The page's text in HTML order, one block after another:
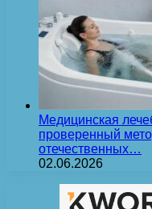
Медицинская
проверенный
отечественных…
02.06.2026